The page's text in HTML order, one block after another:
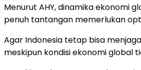
Menurut AHY, dinamika ekonomi
penuh tantangan memerlukan
Agar Indonesia tetap bisa
meskipun kondisi ekonomi global